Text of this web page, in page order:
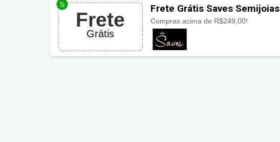
Frete
Grátis
Frete Grátis Saves Semijoias
Compras acima de R$249,00!